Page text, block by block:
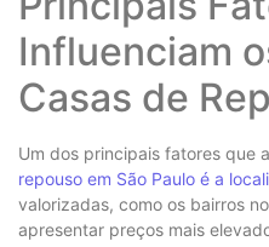
Influenciam
Casas de
Um dos principais fatores que
repouso em São Paulo é a
valorizadas, como os bairros
apresentar preços mais